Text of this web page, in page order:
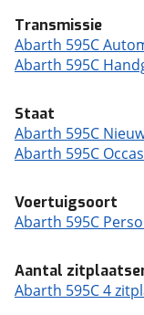
Transmissie
Abarth 595C
Abarth 595C
Staat
Abarth 595C
Abarth 595C
Voertuigsoort
Abarth 595C
Aantal
Abarth 595C 4